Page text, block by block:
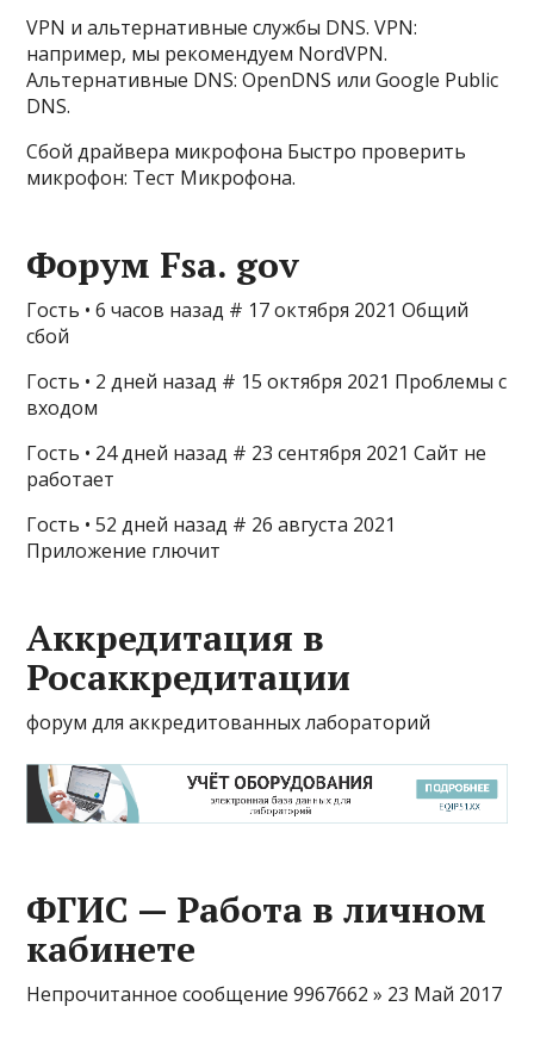
VPN и альтернативные службы DNS. VPN:
например, мы рекомендуем NordVPN.
Альтернативные DNS: OpenDNS или Google Public
DNS.
Сбой драйвера микрофона Быстро проверить
микрофон: Тест Микрофона.
Форум Fsa. gov
Гость • 6 часов назад # 17 октября 2021 Общий
сбой
Гость • 2 дней назад # 15 октября 2021 Проблемы с
входом
Гость • 24 дней назад # 23 сентября 2021 Сайт не
работает
Гость • 52 дней назад # 26 августа 2021
Приложение глючит
Аккредитация в
Росаккредитации
форум для аккредитованных лабораторий
ФГИС — Работа в личном
кабинете
Непрочитанное сообщение 9967662 » 23 Май 2017